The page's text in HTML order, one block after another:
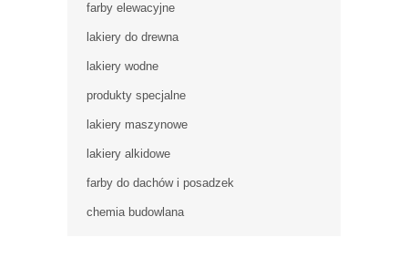
farby elewacyjne
lakiery do drewna
lakiery wodne
produkty specjalne
lakiery maszynowe
lakiery alkidowe
farby do dachów i posadzek
chemia budowlana